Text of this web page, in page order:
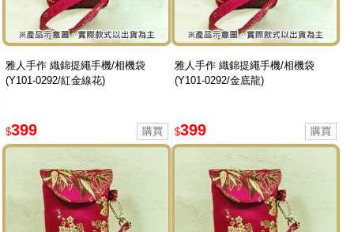
雅人手作 織錦提繩手機/相機袋
(Y101-0292/紅金線花)
$399
雅人手作 織錦提繩手機/相機袋
(Y101-0292/金底龍)
$399